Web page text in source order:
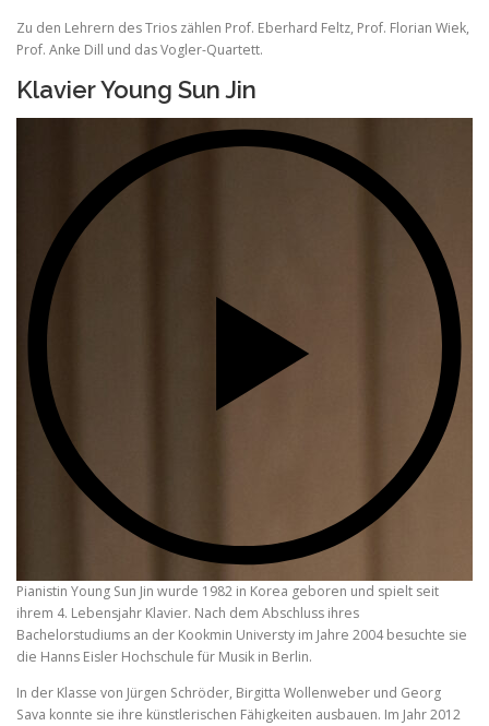
Zu den Lehrern des Trios zählen Prof. Eberhard Feltz, Prof. Florian Wiek,
Prof. Anke Dill und das Vogler-Quartett.
Klavier Young Sun Jin
Pianistin Young Sun Jin wurde 1982 in Korea geboren und spielt seit
ihrem 4. Lebensjahr Klavier. Nach dem Abschluss ihres
Bachelorstudiums an der Kookmin Universty im Jahre 2004 besuchte sie
die Hanns Eisler Hochschule für Musik in Berlin.
In der Klasse von Jürgen Schröder, Birgitta Wollenweber und Georg
Sava konnte sie ihre künstlerischen Fähigkeiten ausbauen. Im Jahr 2012